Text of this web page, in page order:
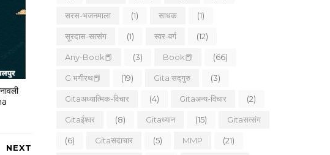
NEXT
सरस-भजनमाला (1) साधक (1)
सूरदास-सत्संग (1) स्वर-वर्ग (12)
Any-Book📕 (3) Book📕 (66)
G.भगीरथ📕 (19) Gita सद्गुरु (3)
Gitaअध्यात्मिक-विचार (4) Gitaअन्य-विचार (2)
Gitaईश्वर (8) Gitaध्यान (15) Gitaसत्संग
(6) Gitaसदाचार (5) MMP (21)